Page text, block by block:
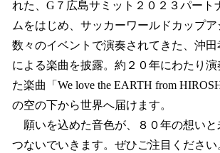
れた、G７広島サミット２０２３パート
ムをはじめ、サッカーワールドカップア
数々のイベントで演奏されてきた、沖
による楽曲を披露。約２０年にわたり演
た楽曲「We love the EARTH from
の空の下から世界へ届けます。
願いを込めた音色が、８０年の想いと
つないでいきます。ぜひご注目ください